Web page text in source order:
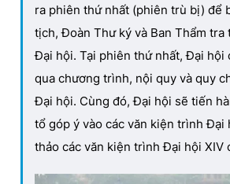
ra phiên thứ nhất (phiên trù bị) để
tịch, Đoàn Thư ký và Ban Thẩm tra
Đại hội. Tại phiên thứ nhất, Đại hội
qua chương trình, nội quy và quy
Đại hội. Cùng đó, Đại hội sẽ tiến
tổ góp ý vào các văn kiện trình Đại
thảo các văn kiện trình Đại hội XIV